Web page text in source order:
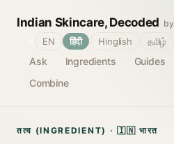
Indian Skincare, Decoded
Ask Ingredients Guides
Combine
EN हिंदी Hinglish தமிழ்
तत्व (INGREDIENT) · 🇮🇳 भारत